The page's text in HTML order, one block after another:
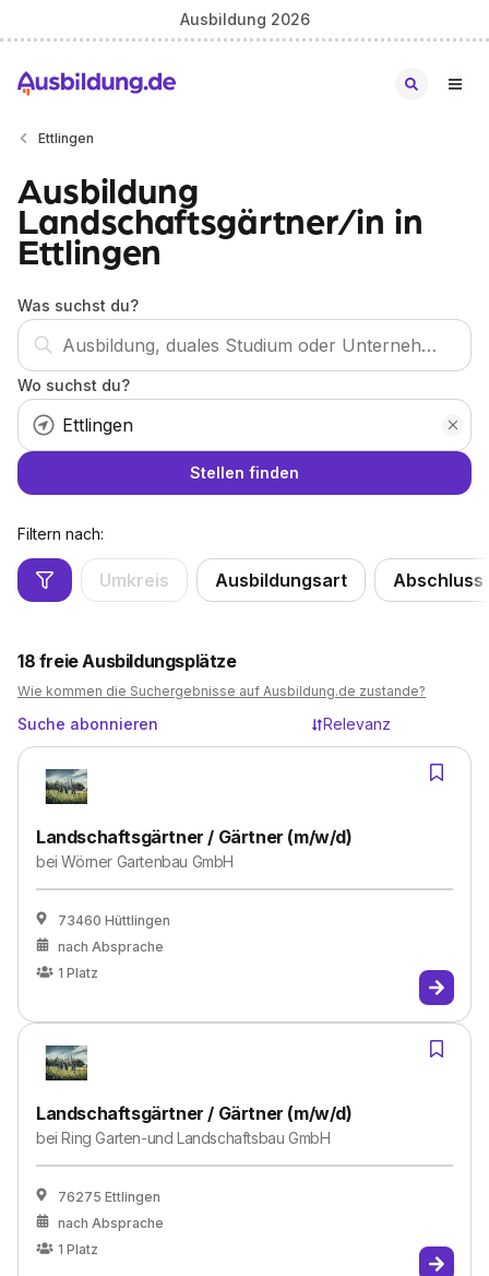
Ausbildung 2026
Ettlingen
Ausbildung
Landschaftsgärtner/in in
Ettlingen
Was suchst du?
Wo suchst du?
Stellen finden
Filtern nach:
Umkreis Ausbildungsart Abschluss
18 freie Ausbildungsplätze
Wie kommen die Suchergebnisse auf Ausbildung.de zustande?
Suche abonnieren Relevanz
Landschaftsgärtner / Gärtner (m/w/d)
beiWörner Gartenbau GmbH
73460 Hüttlingen
nach Absprache
1 Platz
Landschaftsgärtner / Gärtner (m/w/d)
beiRing Garten-und Landschaftsbau GmbH
76275 Ettlingen
nach Absprache
1 Platz